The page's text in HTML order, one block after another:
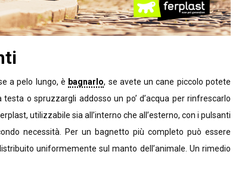
a pelo lungo, è bagnarlo, se avete un cane piccolo potete
o spruzzargli addosso un po’ d’acqua per rinfrescarlo
utilizzabile sia all’interno che all’esterno, con i pulsanti
necessità. Per un bagnetto più completo può essere
uniformemente sul manto dell’animale. Un rimedio